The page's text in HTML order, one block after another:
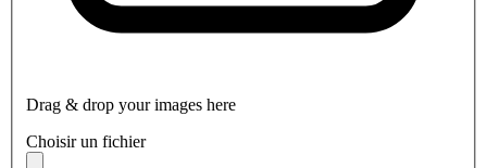
Drag & drop your images here
Choisir un fichier